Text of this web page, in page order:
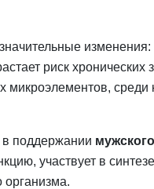
риск хронических
микроэлементов, среди
в поддержании
участвует в
организма.